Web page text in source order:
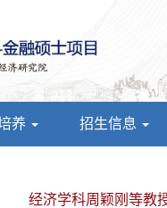
养 招生信息
经济学科周颖刚等教